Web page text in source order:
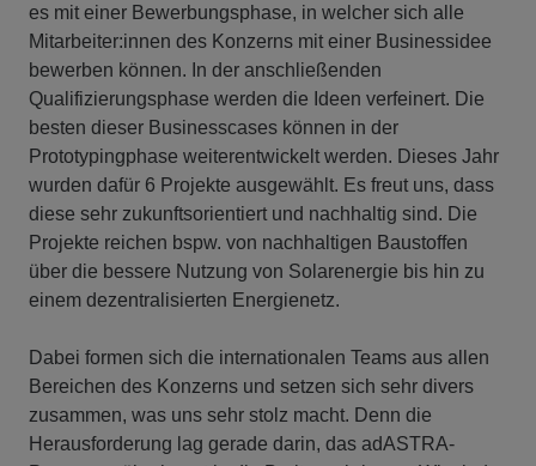
es mit einer Bewerbungsphase, in welcher sich alle
Mitarbeiter:innen des Konzerns mit einer Businessidee
bewerben können. In der anschließenden
Qualifizierungsphase werden die Ideen verfeinert. Die
besten dieser Businesscases können in der
Prototypingphase weiterentwickelt werden. Dieses Jahr
wurden dafür 6 Projekte ausgewählt. Es freut uns, dass
diese sehr zukunftsorientiert und nachhaltig sind. Die
Projekte reichen bspw. von nachhaltigen Baustoffen
über die bessere Nutzung von Solarenergie bis hin zu
einem dezentralisierten Energienetz.
Dabei formen sich die internationalen Teams aus allen
Bereichen des Konzerns und setzen sich sehr divers
zusammen, was uns sehr stolz macht. Denn die
Herausforderung lag gerade darin, das adASTRA-